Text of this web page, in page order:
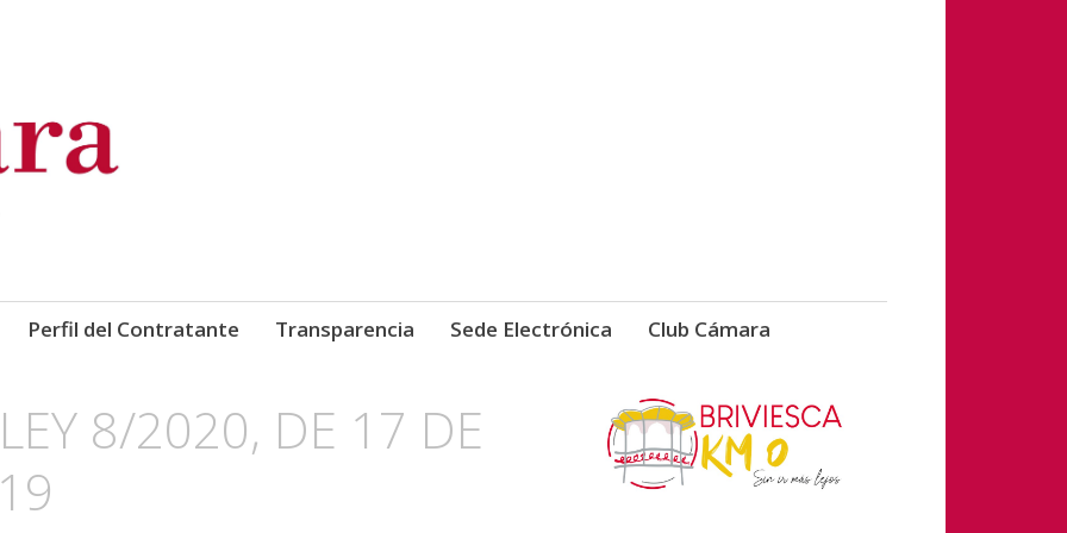
Comercio, Industria y Servicios de Briviesca
Perfil del Contratante Transparencia Sede Electrónica Club Cámara
8/2020, DE 17 DE